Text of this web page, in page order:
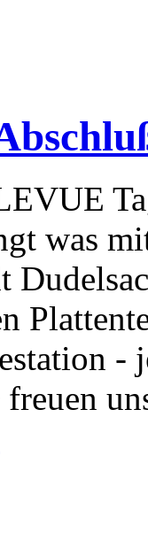
was
-